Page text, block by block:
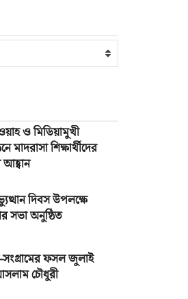
ও মিডিয়ামুখী
মাদরাসা শিক্ষার্থীদের
আহ্বান
দিবস উপলক্ষে
সভা অনুষ্ঠিত
ফসল জুলাই
চৌধুরী